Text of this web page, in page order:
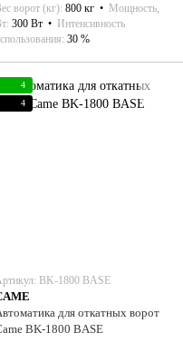
ворот (кг) 800 кг
Мощность,
300 Вт
Интенсивность
30 %
4
4
ВK-1800 BASE
для откатных ворот
ВK-1800 BASE